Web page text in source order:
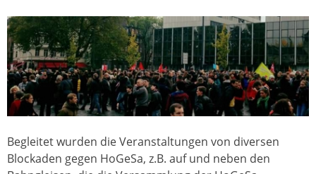
Begleitet wurden die Veranstaltungen von diversen
Blockaden gegen HoGeSa, z.B. auf und neben den